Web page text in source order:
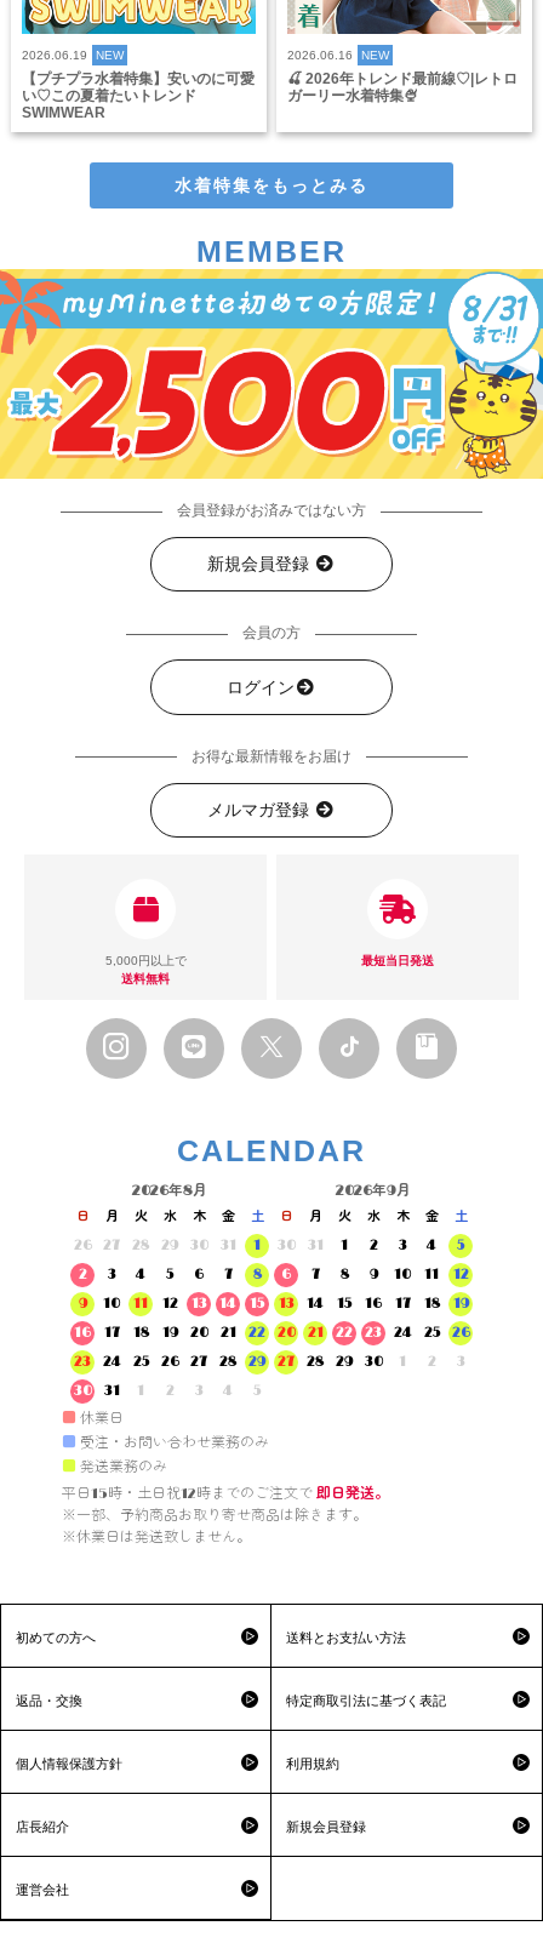
2026.06.19 NEW
【プチプラ水着特集】安いのに可愛
い♡この夏着たいトレンド
SWIMWEAR
2026.06.16 NEW
🍒 2026年トレンド最前線♡|レトロ
ガーリー水着特集🍨
水着特集をもっとみる
MEMBER
会員登録がお済みではない方
新規会員登録
会員の方
ログイン
お得な最新情報をお届け
メルマガ登録
5,000円以上で
送料無料
最短当日発送
CALENDAR
2026年8月
日 月 火 水 木 金
土
26
27 28 29 30 31
1
2
3 4 5 6 7
8
9
10 11 12 13 14
15
16
17 18 19 20 21
22
23
24 25 26 27 28
29
30
31 1 2 3 4 5
2026年9月
日 月 火 水 木 金
土
30
31 1 2 3 4
5
6
7 8 9 10 11
12
13
14 15 16 17 18
19
20
21 22 23 24 25
26
27
28 29 30 1 2 3
■ 休業日
■ 受注・お問い合わせ業務のみ
■ 発送業務のみ
平日15時・土日祝12時までのご注文で 即日発送。
※一部、予約商品お取り寄せ商品は除きます。
※休業日は発送致しません。
初めての方へ 送料とお支払い方法
返品・交換 特定商取引法に基づく表記
個人情報保護方針 利用規約
店長紹介 新規会員登録
運営会社